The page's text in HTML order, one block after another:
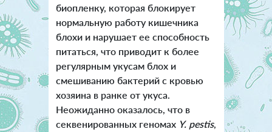
биопленку, которая блокирует
нормальную работу кишечника
блохи и нарушает ее способность
питаться, что приводит к более
регулярным укусам блох и
смешиванию бактерий с кровью
хозяина в ранке от укуса.
Неожиданно оказалось, что в
секвенированных геномах Y. pestis,